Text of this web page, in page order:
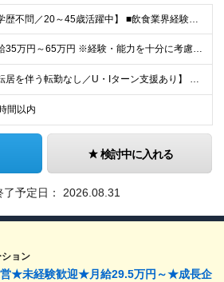
【学歴不問／20～45歳活躍中】 ■飲食業界経験および販売／サービスの経験がある方を歓迎します 例えば「もっとこうすれば売れるのに」というアイデアを形にしたい方、経営陣に近いポジションでビジネスを
月給35万円～65万円 ※経験・能力を十分に考慮し決定。 ※月給35万円～48万円までは非管理職となりますので、 上記月給には、月30時間分の固定残業代（61,620円～84,508円）および月10
【転居を伴う転勤なし／U・Iターン支援あり】 本社（恵比寿）または当社が運営する東京都内の直営店舗での勤務 ※配属先は経験・希望・プロジェクト内容を踏まえて決定します。 ★社宅・引越支援制度あり（
間以内
検討中に入れる
了予定日： 2026.08.31
ョン
営★未経験歓迎★月給29.5万円～★成長企